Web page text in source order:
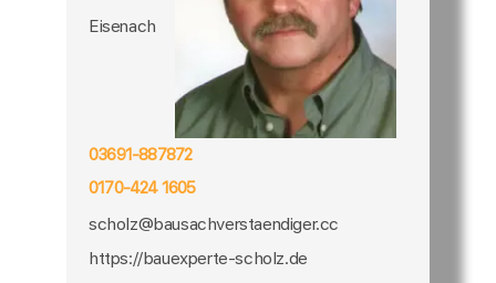
Eisenach
03691-887872
0170-424 1605
scholz@bausachverstaendiger.cc
https://bauexperte-scholz.de